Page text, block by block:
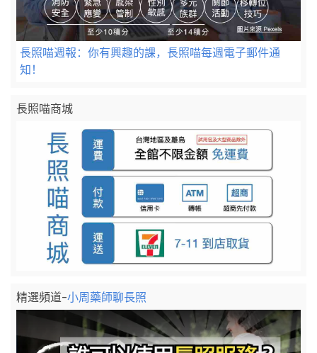
長照喵週報：你有興趣的課，長照喵每週電子郵件通
知！
長照喵商城
精選頻道-小周藥師聊長照